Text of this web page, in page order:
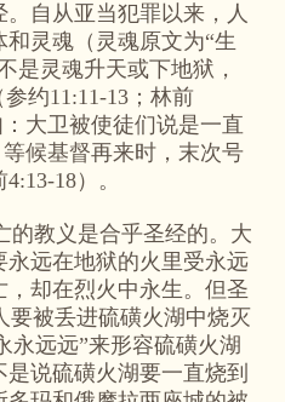
自从亚当犯罪以来，人
灵魂（灵魂原文为“生
是灵魂升天或下地狱，
约11:11-13；林前
大卫被使徒们说是一直
候基督再来时，末次号
18）。
的教义是合乎圣经的。大
远在地狱的火里受永远
却在烈火中永生。但圣
要被丢进硫磺火湖中烧灭
永远远”来形容硫磺火湖
说硫磺火湖要一直烧到